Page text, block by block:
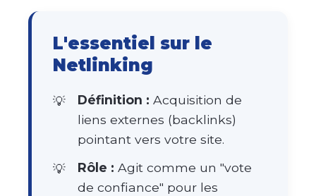
L'essentiel sur le
Netlinking
Définition : Acquisition de
liens externes (backlinks)
pointant vers votre site.
Rôle : Agit comme un "vote
de confiance" pour les